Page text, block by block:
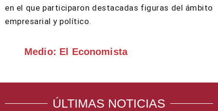
en el que participaron destacadas figuras del ámbito
empresarial y político.
Medio: El Economista
ÚLTIMAS NOTICIAS